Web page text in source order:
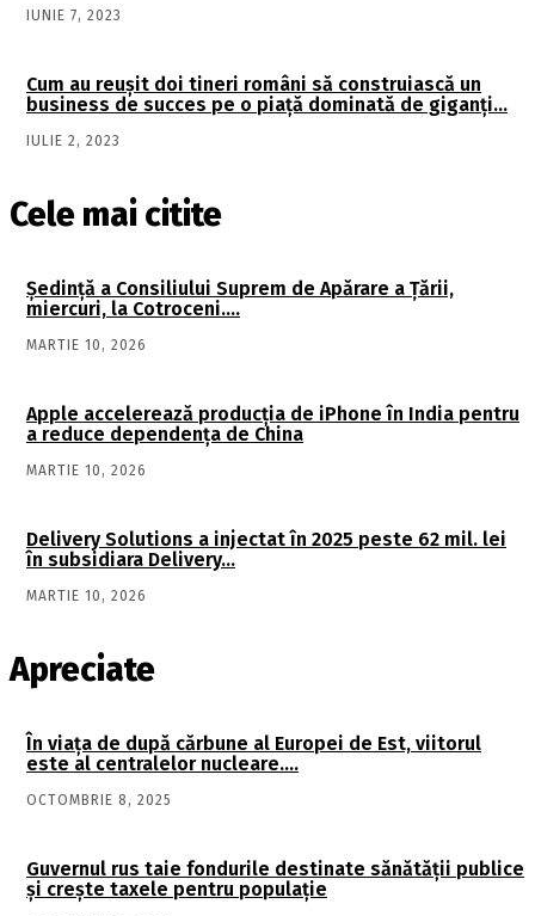
IUNIE 7, 2023
Cum au reuşit doi tineri români să construiască un
business de succes pe o piaţă dominată de giganţi…
IULIE 2, 2023
Cele mai citite
Şedinţă a Consiliului Suprem de Apărare a Ţării,
miercuri, la Cotroceni….
MARTIE 10, 2026
Apple accelerează producția de iPhone în India pentru
a reduce dependența de China
MARTIE 10, 2026
Delivery Solutions a injectat în 2025 peste 62 mil. lei
în subsidiara Delivery…
MARTIE 10, 2026
Apreciate
În viaţa de după cărbune al Europei de Est, viitorul
este al centralelor nucleare….
OCTOMBRIE 8, 2025
Guvernul rus taie fondurile destinate sănătății publice
și crește taxele pentru populație